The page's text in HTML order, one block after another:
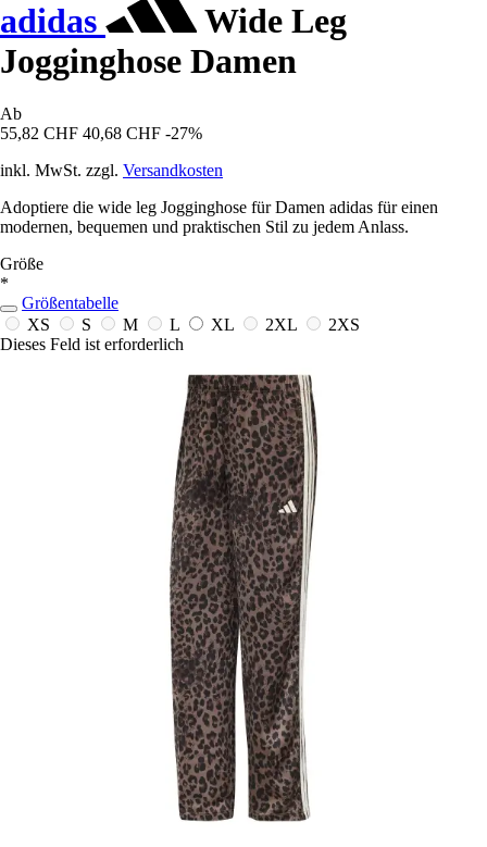
adidas
Wide Leg
Jogginghose Damen
Ab
55,82 CHF 40,68 CHF -27%
inkl. MwSt. zzgl. Versandkosten
Adoptiere die wide leg Jogginghose für Damen adidas für einen
modernen, bequemen und praktischen Stil zu jedem Anlass.
Größe
*
Größentabelle
XS
S M L XL 2XL
2XS
Dieses Feld ist erforderlich